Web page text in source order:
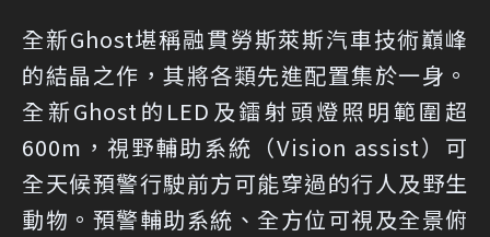
全新Ghost堪稱融貫勞斯萊斯汽車技術巔峰
的結晶之作，其將各類先進配置集於一身。
全新Ghost的LED及鐳射頭燈照明範圍超
600m，視野輔助系統（Vision assist）可
全天候預警行駛前方可能穿過的行人及野生
動物。預警輔助系統、全方位可視及全景俯